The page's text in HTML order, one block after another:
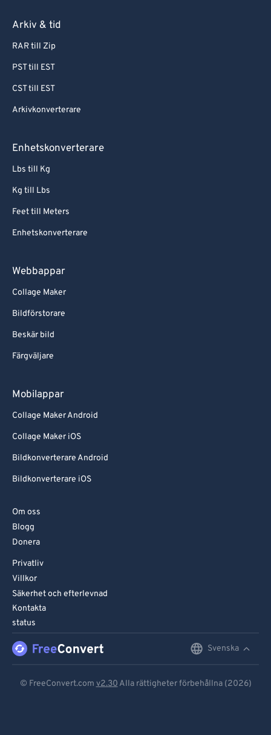
Arkiv & tid
RAR till Zip
PST till EST
CST till EST
Arkivkonverterare
Enhetskonverterare
Lbs till Kg
Kg till Lbs
Feet till Meters
Enhetskonverterare
Webbappar
Collage Maker
Bildförstorare
Beskär bild
Färgväljare
Mobilappar
Collage Maker Android
Collage Maker iOS
Bildkonverterare Android
Bildkonverterare iOS
Om oss
Blogg
Donera
Privatliv
Villkor
Säkerhet och efterlevnad
Kontakta
status
Svenska
© FreeConvert.com v2.30 Alla rättigheter förbehållna (2026)